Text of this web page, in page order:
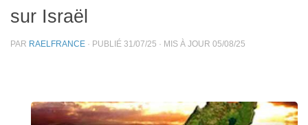
sur Israël
PAR RAELFRANCE · PUBLIÉ 31/07/25 · MIS À JOUR 05/08/25